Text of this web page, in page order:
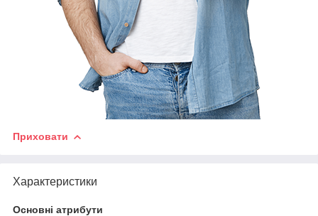
Приховати
Характеристики
Основні атрибути